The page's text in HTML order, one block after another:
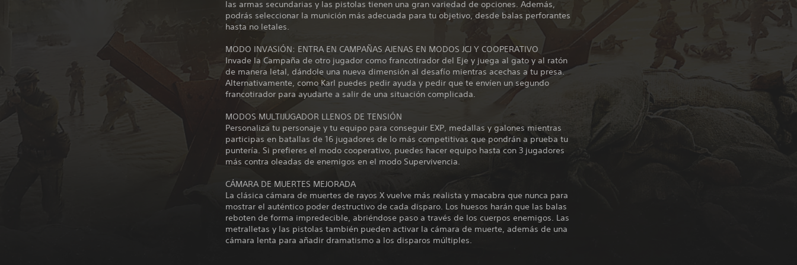
las armas secundarias y las pistolas tienen una gran variedad de opciones. Además,
podrás seleccionar la munición más adecuada para tu objetivo, desde balas perforantes
hasta no letales.
MODO INVASIÓN: ENTRA EN CAMPAÑAS AJENAS EN MODOS JCJ Y COOPERATIVO
Invade la Campaña de otro jugador como francotirador del Eje y juega al gato y al ratón
de manera letal, dándole una nueva dimensión al desafío mientras acechas a tu presa.
Alternativamente, como Karl puedes pedir ayuda y pedir que te envíen un segundo
francotirador para ayudarte a salir de una situación complicada.
MODOS MULTIJUGADOR LLENOS DE TENSIÓN
Personaliza tu personaje y tu equipo para conseguir EXP, medallas y galones mientras
participas en batallas de 16 jugadores de lo más competitivas que pondrán a prueba tu
puntería. Si prefieres el modo cooperativo, puedes hacer equipo hasta con 3 jugadores
más contra oleadas de enemigos en el modo Supervivencia.
CÁMARA DE MUERTES MEJORADA
La clásica cámara de muertes de rayos X vuelve más realista y macabra que nunca para
mostrar el auténtico poder destructivo de cada disparo. Los huesos harán que las balas
reboten de forma impredecible, abriéndose paso a través de los cuerpos enemigos. Las
metralletas y las pistolas también pueden activar la cámara de muerte, además de una
cámara lenta para añadir dramatismo a los disparos múltiples.